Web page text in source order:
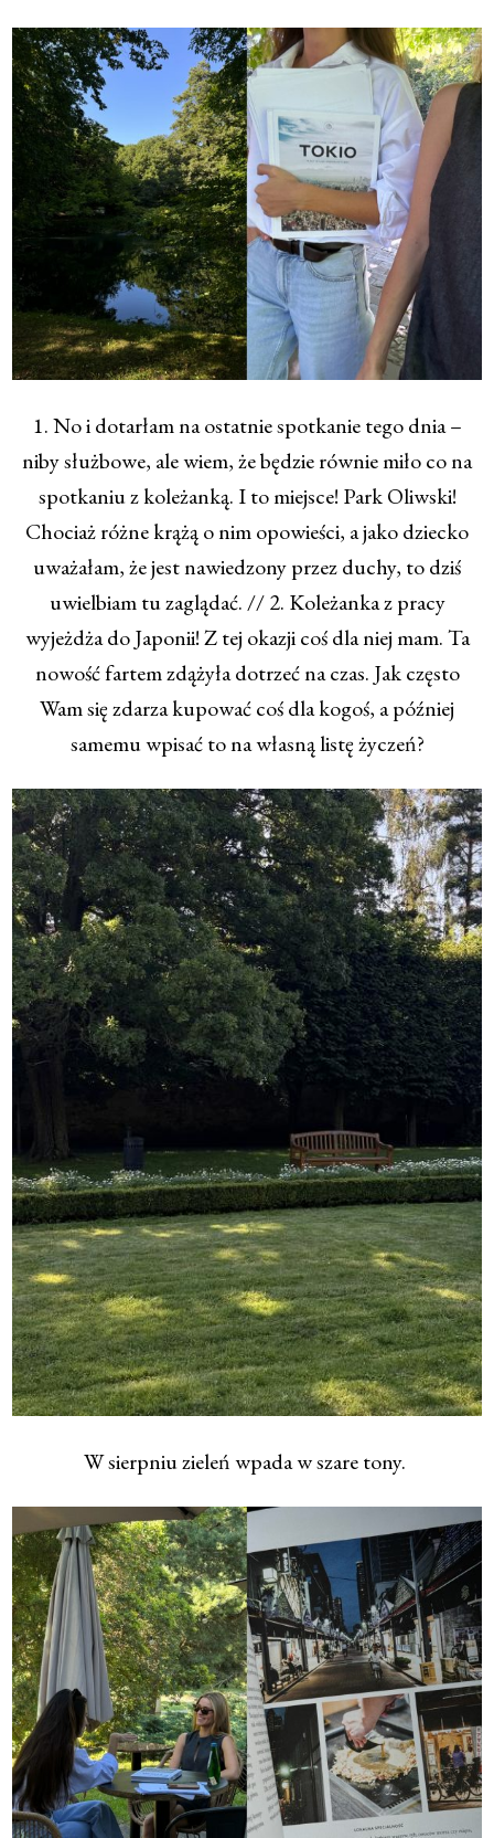
1. No i dotarłam na ostatnie spotkanie tego dnia –
niby służbowe, ale wiem, że będzie równie miło co na
spotkaniu z koleżanką. I to miejsce! Park Oliwski!
Chociaż różne krążą o nim opowieści, a jako dziecko
uważałam, że jest nawiedzony przez duchy, to dziś
uwielbiam tu zaglądać. // 2. Koleżanka z pracy
wyjeżdża do Japonii! Z tej okazji coś dla niej mam. Ta
nowość fartem zdążyła dotrzeć na czas. Jak często
Wam się zdarza kupować coś dla kogoś, a później
samemu wpisać to na własną listę życzeń?
W sierpniu zieleń wpada w szare tony.